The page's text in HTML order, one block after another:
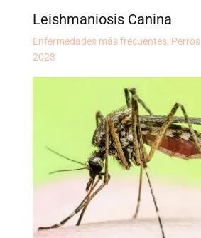
Leishmaniosis Canina
Enfermedades más frecuentes, Perros
2023